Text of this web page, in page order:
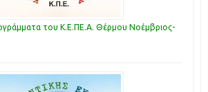
του Κ.Ε.ΠΕ.Α. Θέρμου Νοέμβριος-